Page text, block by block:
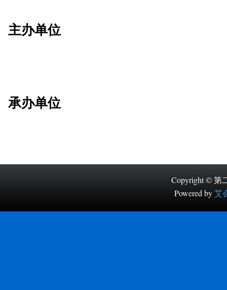
主办单位
承办单位
Copyright © 第
Powered by艾